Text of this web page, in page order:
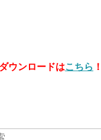
ウンロードはこちら ！